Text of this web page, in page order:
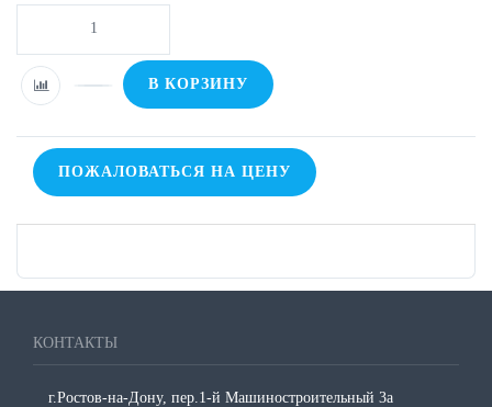
В КОРЗИНУ
ПОЖАЛОВАТЬСЯ НА ЦЕНУ
КОНТАКТЫ
г.Ростов-на-Дону, пер.1-й Машиностроительный 3а